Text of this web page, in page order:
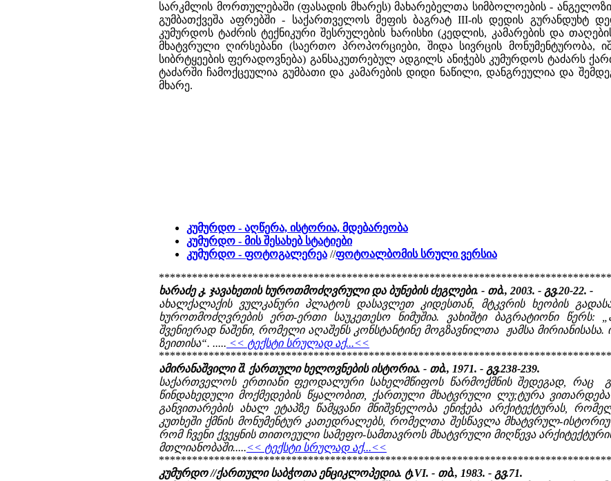
სარკმლის მორთულებაში (ფასადის მხარეს) მახარებელთა სიმბოლოების -
გუმბათქვეშა აფრებში - საქართველოს მეფის ბაგრატ III-ის დედის გურანდუხტ
კუმურდოს ტაძრის ტექნიკური შესრულების ხარისხი (კედლის, კამარების და
მხატვრული ღირსებანი (საერთო პროპორციები, შიდა სივრცის მონუმენტურობა,
სიბრტყეების ფერადოვნება) განსაკუთრებულ ადგილს ანიჭებს კუმურდოს ტაძარს
ტაძარში ჩამოქცეულია გუმბათი და კამარების დიდი ნაწილი, დანგრეულია და
მხარე.
კუმურდო - აღწერა, ისტორია, მდებარეობა
კუმურდო - მის შესახებ სტატიები
კუმურდო - ფოტოგალერეა //ფოტოალბომის სრული ვერსია
ხარაძე კ. ჯავახეთის ხუროთმოძღვრული და ბუნების ძეგლები. - თბ., 2003. - გვ.20-22. -
ახალქალაქის ვულკანური პლატოს დასავლეთ კიდესთან, მტკვრის ხეობის
ხუროთმოძღვრების ერთ-ერთი საუკეთესო ნიმუშია. ვახიშტი ბაგრატიონი წერს:
შვენიერად ნაშენი, რომელი აღაშენს კონსტანტინე მოგზავნილთა ჟამსა
ზეითისა“. ..... << ტექსტი სრულად აქ...<<
ამირანაშვილი შ. ქართული ხელოვნების ისტორია. - თბ., 1971. - გვ.238-239.
საქართველოს ერთიანი ფეოდალური სახელმწიფოს წარმოქმნის შედეგად, რაც
წინდახედული მოქმედების წყალობით, ქართული მხატვრული ლუ;ტურა
განვითარების ახალ ეტაპზე წამყვანი მნიშვნელობა ენიჭება არქიტექტურას,
კუთხეში ქმნის მონუმენტურ კათედრალებს, რომელთა შესწავლა მხატვრულ-
რომ ჩვენი ქვეყნის თითოეული სამეფო-სამთავროს მხატვრული მიღწევა
მთლიანობაში.....<< ტექსტი სრულად აქ...<<
კუმურდო //ქართული საბჭოთა ენციკლოპედია. ტ.VI. - თბ., 1983. - გვ.71.